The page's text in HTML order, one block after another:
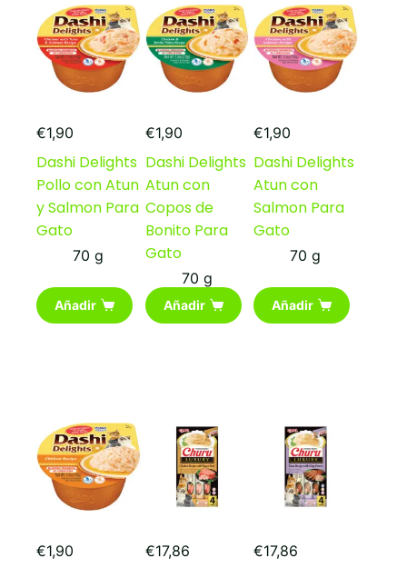
€1,90
Dashi Delights
Pollo con Atun
y Salmon Para
Gato
70 g
Añadir
€1,90
Dashi Delights
Atun con
Copos de
Bonito Para
Gato
70 g
Añadir
€1,90
Dashi Delights
Atun con
Salmon Para
Gato
70 g
Añadir
€1,90 €17,86 €17,86